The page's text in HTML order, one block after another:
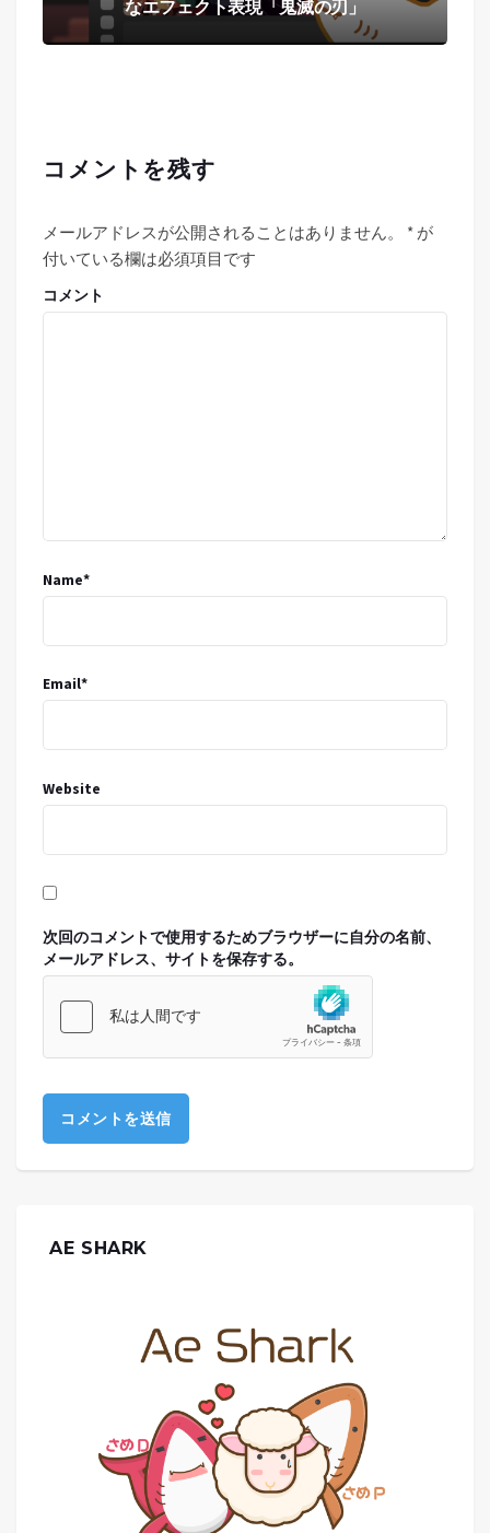
なエフェクト表現「鬼滅の刃」
コメントを残す
メールアドレスが公開されることはありません。 * が
付いている欄は必須項目です
コメント
Name*
Email*
Website
次回のコメントで使用するためブラウザーに自分の名前、
メールアドレス、サイトを保存する。
AE SHARK